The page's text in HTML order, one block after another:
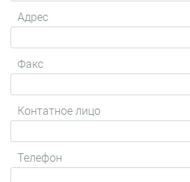
Адрес
Факс
Контатное лицо
Телефон